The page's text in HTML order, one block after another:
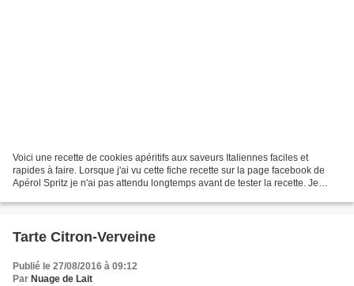
Voici une recette de cookies apéritifs aux saveurs Italiennes faciles et
rapides à faire. Lorsque j'ai vu cette fiche recette sur la page facebook de
Apérol Spritz je n'ai pas attendu longtemps avant de tester la recette. Je
Tarte Citron-Verveine
Publié le 27/08/2016 à 09:12
Par Nuage de Lait